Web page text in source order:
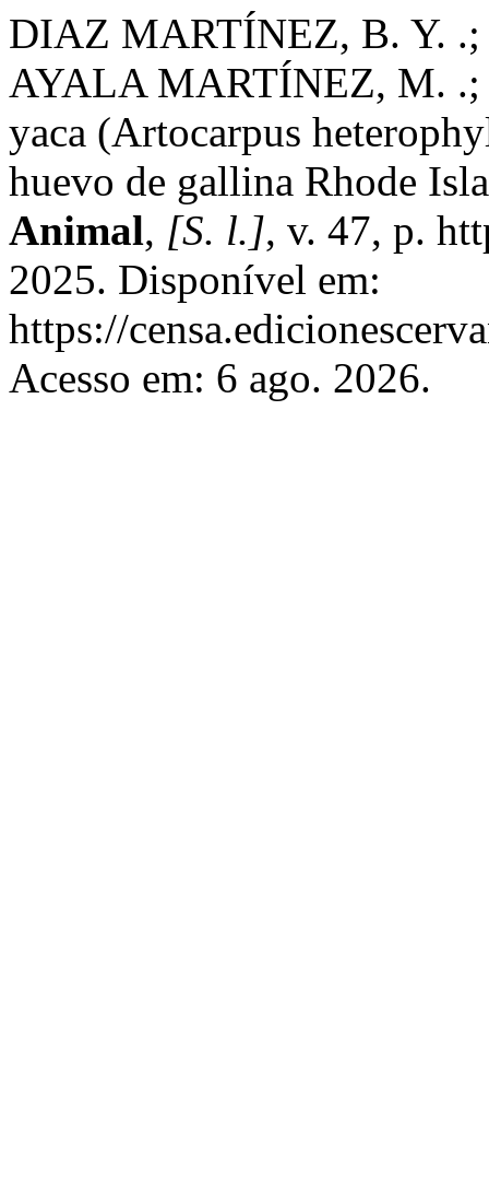
DIAZ MARTÍNEZ, B. Y.
AYALA MARTÍNEZ, M. .;
yaca (Artocarpus
huevo de gallina Rhode
Animal, [S. l.], v. 47, p.
2025. Disponível em:
https://
Acesso em: 6 ago. 2026.